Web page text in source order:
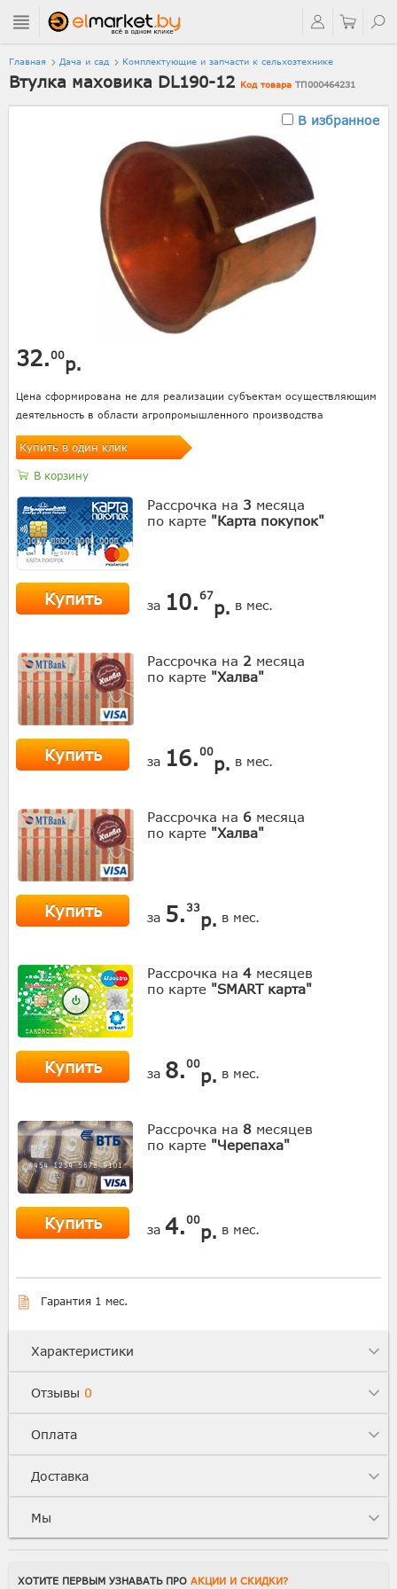
Главная Дача и сад Комплектующие и запчасти к сельхозтехнике
Втулка маховика DL190-12 Код товара ТП000464231
В избранное
32.00р.
Цена сформирована не для реализации субъектам осуществляющим
деятельность в области агропромышленного производства
Купить в один клик
В корзину
Рассрочка на 3 месяца
по карте "Карта покупок"
Купить за 10.67
р. в мес.
Рассрочка на 2 месяца
по карте "Халва"
Купить за 16.00
р. в мес.
Рассрочка на 6 месяца
по карте "Халва"
Купить за 5. 33
р. в мес.
Рассрочка на 4 месяцев
по карте "SMART карта"
Купить за 8.00
р. в мес.
Рассрочка на 8 месяцев
по карте "Черепаха"
Купить за 4.00
р. в мес.
Гарантия 1 мес.
Характеристики
Отзывы 0
Оплата
Доставка
Мы
ХОТИТЕ ПЕРВЫМ УЗНАВАТЬ ПРО АКЦИИ И СКИДКИ?